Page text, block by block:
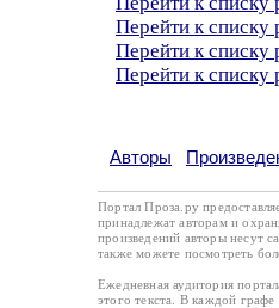
Перейти к списку
Перейти к
Перейти к списку
Авторы
Портал Проза.ру
принадлежат авторам и
произведений авторы несут
также можете посмотреть
Ежедневная аудитория
этого текста. В каждой графе